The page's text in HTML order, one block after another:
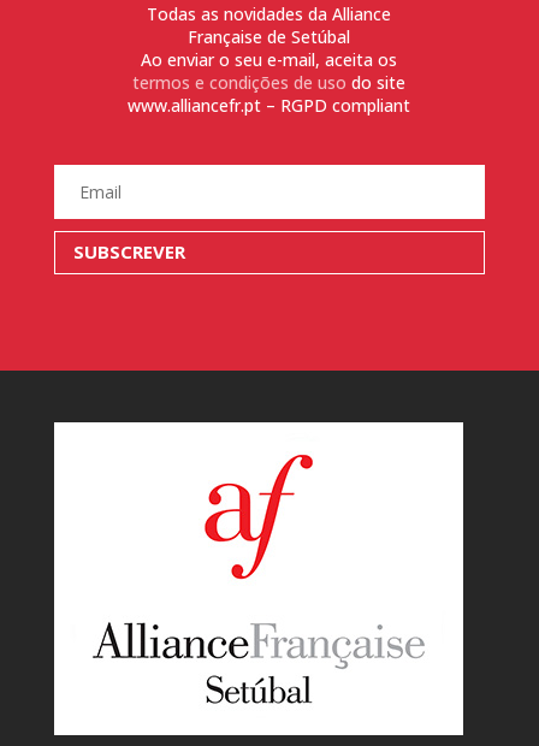
Todas as novidades da Alliance
Française de Setúbal
Ao enviar o seu e-mail, aceita os
termos e condições de uso do site
www.alliancefr.pt – RGPD compliant
SUBSCREVER